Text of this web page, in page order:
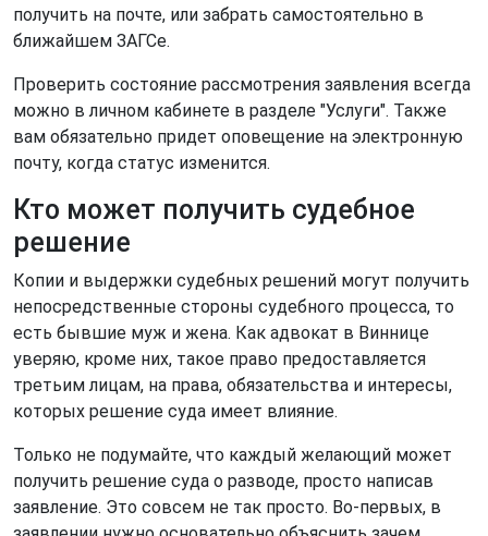
получить на почте, или забрать самостоятельно в
ближайшем ЗАГСе.
Проверить состояние рассмотрения заявления всегда
можно в личном кабинете в разделе "Услуги". Также
вам обязательно придет оповещение на электронную
почту, когда статус изменится.
Кто может получить судебное
решение
Копии и выдержки судебных решений могут получить
непосредственные стороны судебного процесса, то
есть бывшие муж и жена. Как адвокат в Виннице
уверяю, кроме них, такое право предоставляется
третьим лицам, на права, обязательства и интересы,
которых решение суда имеет влияние.
Только не подумайте, что каждый желающий может
получить решение суда о разводе, просто написав
заявление. Это совсем не так просто. Во-первых, в